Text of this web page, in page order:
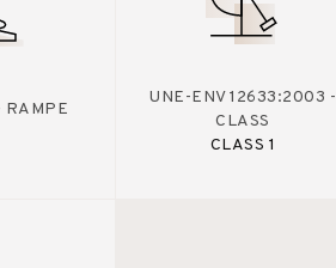
RAMPE
UNE-ENV 12633:2003 -
CLASS
CLASS 1